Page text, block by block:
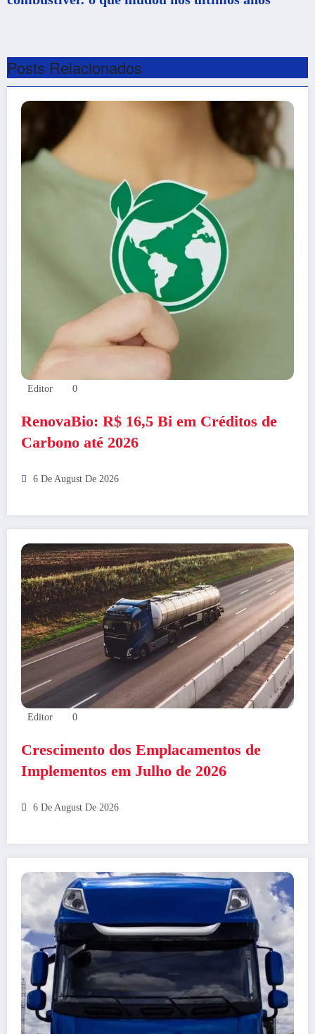
Posts Relacionados
Editor 0
RenovaBio: R$ 16,5 Bi em Créditos de
Carbono até 2026
6 De August De 2026
Editor 0
Crescimento dos Emplacamentos de
Implementos em Julho de 2026
6 De August De 2026